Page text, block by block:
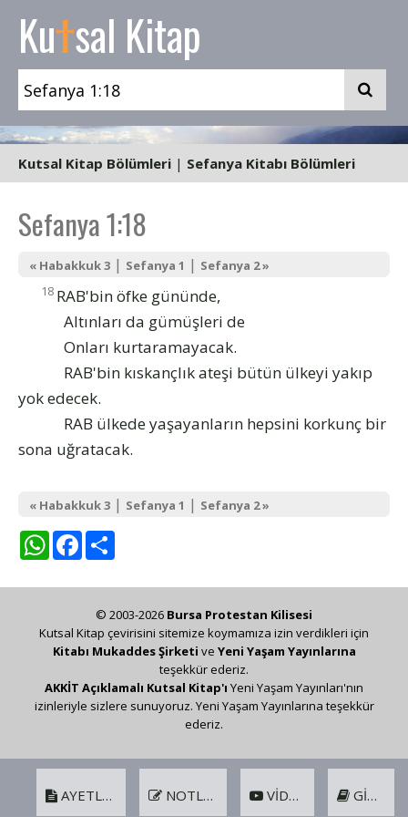
Kutsal Kitap
Kutsal Kitap Bölümleri | Sefanya Kitabı Bölümleri
Sefanya 1:18
« Habakkuk 3 | Sefanya 1 | Sefanya 2 »
18 RAB'bin öfke gününde,
Altınları da gümüşleri de
Onları kurtaramayacak.
RAB'bin kıskançlık ateşi bütün ülkeyi yakıp
yok edecek.
RAB ülkede yaşayanların hepsini korkunç bir
sona uğratacak.
« Habakkuk 3 | Sefanya 1 | Sefanya 2 »
WhatsAppFacebook
AYETLER NOTLAR VIDEO GIRIŞ
© 2003-2026 Bursa Protestan Kilisesi
Kutsal Kitap çevirisini sitemize koymamıza izin verdikleri için
Kitabı Mukaddes Şirketi ve Yeni Yaşam Yayınlarına
teşekkür ederiz.
AKKİT Açıklamalı Kutsal Kitap'ı Yeni Yaşam Yayınları'nın
izinleriyle sizlere sunuyoruz. Yeni Yaşam Yayınlarına teşekkür
ederiz.